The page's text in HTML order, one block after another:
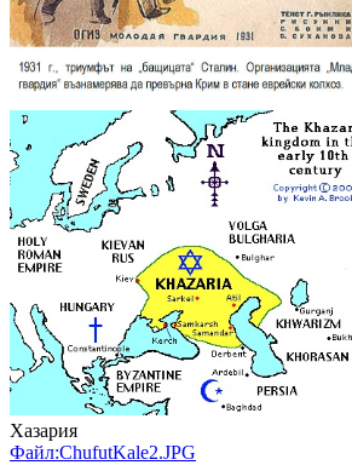
Хазария
Файл:ChufutKale2.JPG